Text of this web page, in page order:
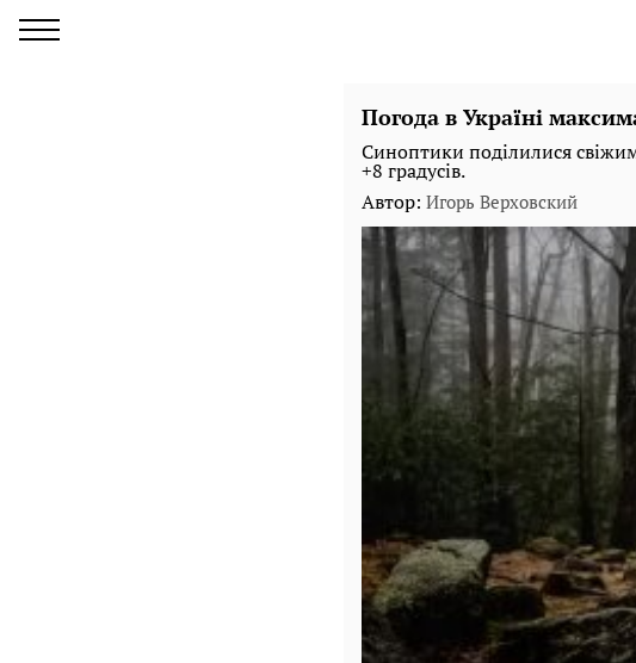
Погода в Україні
Синоптики поділилися
+8 градусів.
Автор: Игорь Верховский